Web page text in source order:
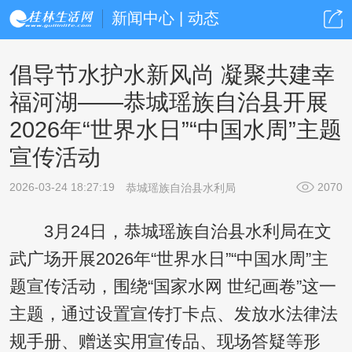
新闻中心 | 动态
倡导节水护水新风尚 凝聚共建幸
福河湖——恭城瑶族自治县开展
2026年“世界水日”“中国水周”主题
宣传活动
2026-03-24 18:27:19 恭城瑶族自治县水利局 2070
3月24日，恭城瑶族自治县水利局在文
武广场开展2026年“世界水日”“中国水周”主
题宣传活动，围绕“国家水网 世纪画卷”这一
主题，通过设置宣传打卡点、发放水法律法
规手册、赠送实用宣传品、现场答疑等形